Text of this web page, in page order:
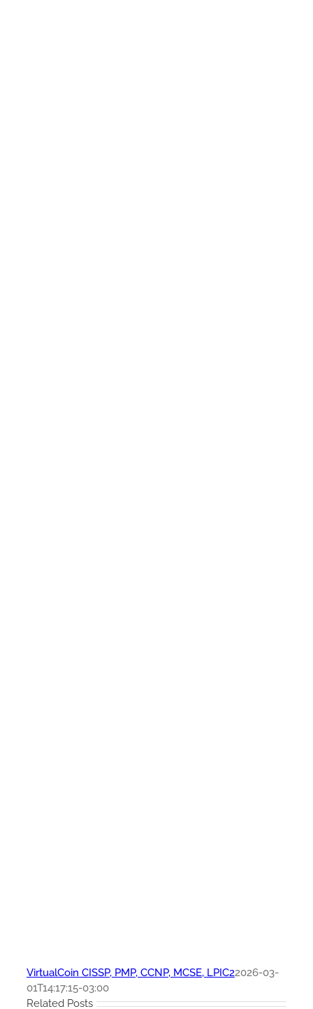
VirtualCoin CISSP, PMP, CCNP, MCSE, LPIC22026-03-
01T14:17:15-03:00
Related Posts